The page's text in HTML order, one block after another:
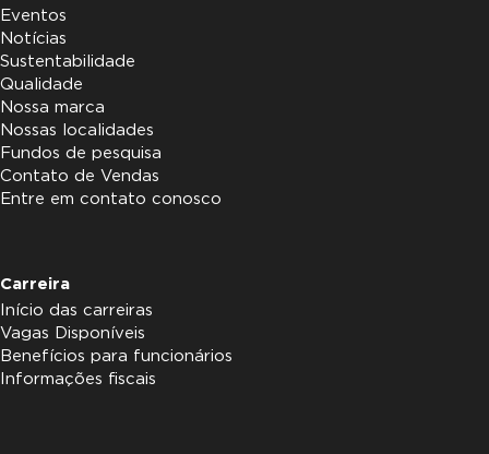
Eventos
Notícias
Sustentabilidade
Qualidade
Nossa marca
Nossas localidades
Fundos de pesquisa
Contato de Vendas
Entre em contato conosco
Carreira
Início das carreiras
Vagas Disponíveis
Benefícios para funcionários
Informações fiscais